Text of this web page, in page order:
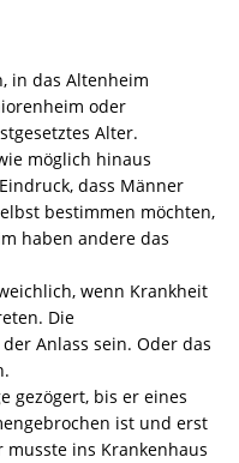
in das Altenheim
oder
Alter.
möglich hinaus
dass Männer
bestimmen möchten,
haben andere das
wenn Krankheit
Die
Anlass sein. Oder das
gezögert, bis er eines
ist und erst
ins Krankenhaus